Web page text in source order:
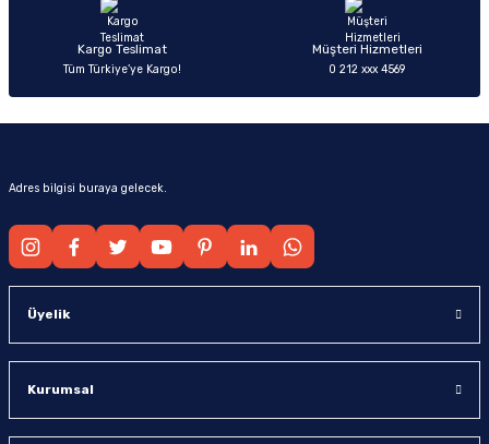
Kargo Teslimat
Tüm Türkiye’ye Kargo!
Müşteri Hizmetleri
0 212 xxx 4569
Adres bilgisi buraya gelecek.
Üyelik
Kurumsal